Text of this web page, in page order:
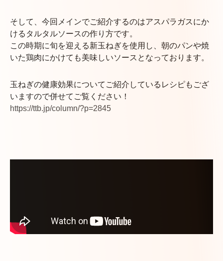
そして、今回メインでご紹介するのはアスパラガスにか
けるタルタルソースの作り方です。
この時期に旬を迎える新玉ねぎを使用し、朝のパンや焼
いた鶏肉にかけても美味しいソースとなっております。
玉ねぎの健康効果についてご紹介しているレシピもござ
いますので併せてご覧ください！
https://ttb.jp/column/?p=2845